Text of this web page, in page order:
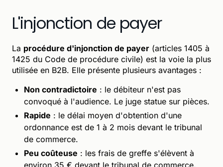
L'injonction de payer
La procédure d'injonction de payer (articles 1405 à
1425 du Code de procédure civile) est la voie la plus
utilisée en B2B. Elle présente plusieurs avantages :
Non contradictoire : le débiteur n'est pas
convoqué à l'audience. Le juge statue sur pièces.
Rapide : le délai moyen d'obtention d'une
ordonnance est de 1 à 2 mois devant le tribunal
de commerce.
Peu coûteuse : les frais de greffe s'élèvent à
environ 35 € devant le tribunal de commerce.